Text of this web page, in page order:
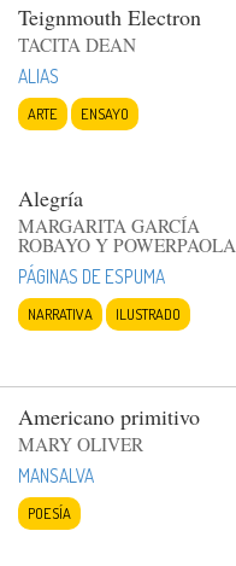
Teignmouth Electron
TACITA DEAN
ALIAS
ARTE ENSAYO
Alegría
MARGARITA GARCÍA
ROBAYO Y POWERPAOLA
PÁGINAS DE ESPUMA
NARRATIVA ILUSTRADO
Americano primitivo
MARY OLIVER
MANSALVA
POESÍA